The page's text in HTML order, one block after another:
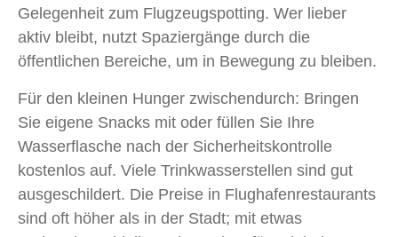
Gelegenheit zum Flugzeugspotting. Wer lieber
aktiv bleibt, nutzt Spaziergänge durch die
öffentlichen Bereiche, um in Bewegung zu bleiben.
Für den kleinen Hunger zwischendurch: Bringen
Sie eigene Snacks mit oder füllen Sie Ihre
Wasserflasche nach der Sicherheitskontrolle
kostenlos auf. Viele Trinkwasserstellen sind gut
ausgeschildert. Die Preise in Flughafenrestaurants
sind oft höher als in der Stadt; mit etwas